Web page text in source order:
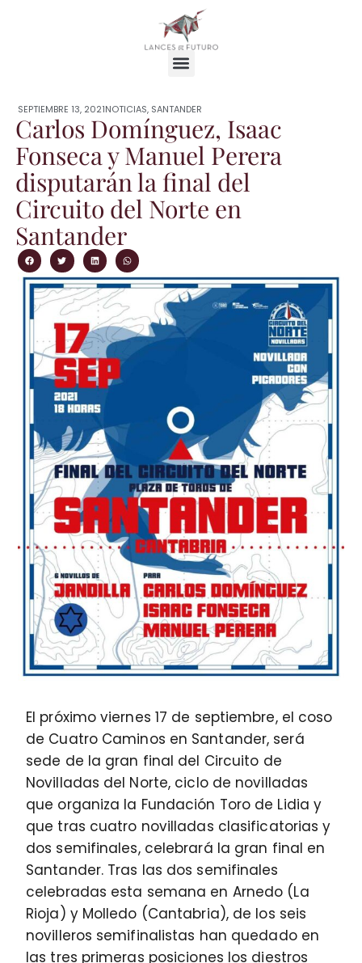
SEPTIEMBRE 13, 2021NOTICIAS, SANTANDER
Carlos Domínguez, Isaac
Fonseca y Manuel Perera
disputarán la final del
Circuito del Norte en
Santander
El próximo viernes 17 de septiembre, el coso
de Cuatro Caminos en Santander, será
sede de la gran final del Circuito de
Novilladas del Norte, ciclo de novilladas
que organiza la Fundación Toro de Lidia y
que tras cuatro novilladas clasificatorias y
dos semifinales, celebrará la gran final en
Santander. Tras las dos semifinales
celebradas esta semana en Arnedo (La
Rioja) y Molledo (Cantabria), de los seis
novilleros semifinalistas han quedado en
las tres primeras posiciones los diestros